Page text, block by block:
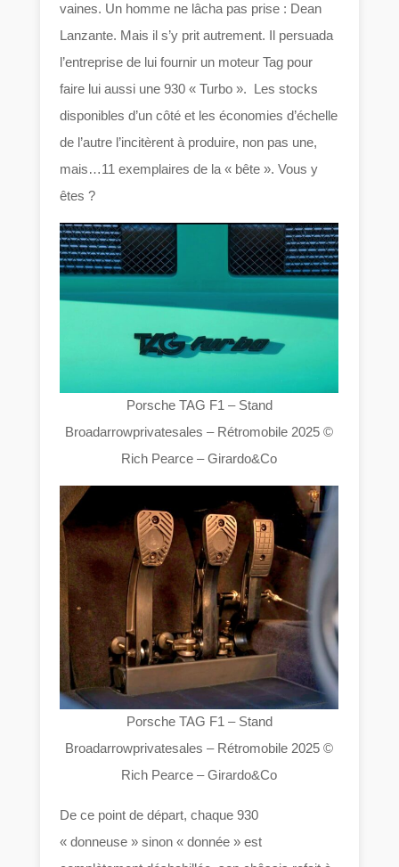
vaines. Un homme ne lâcha pas prise : Dean
Lanzante. Mais il s’y prit autrement. Il persuada
l’entreprise de lui fournir un moteur Tag pour
faire lui aussi une 930 « Turbo ». Les stocks
disponibles d’un côté et les économies d’échelle
de l’autre l’incitèrent à produire, non pas une,
mais…11 exemplaires de la « bête ». Vous y
êtes ?
Porsche TAG F1 – Stand
Broadarrowprivatesales – Rétromobile 2025 ©
Rich Pearce – Girardo&Co
Porsche TAG F1 – Stand
Broadarrowprivatesales – Rétromobile 2025 ©
Rich Pearce – Girardo&Co
De ce point de départ, chaque 930
« donneuse » sinon « donnée » est